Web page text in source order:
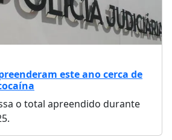
este ano cerca de
o total apreendido durante